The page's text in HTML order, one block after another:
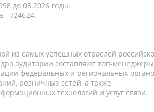
до 08.2026 годы.
- 724624.
из самых успешных отраслей
аудитории составляют топ-
федеральных и региональных
розничных сетей, а также
технологий и услуг связи.